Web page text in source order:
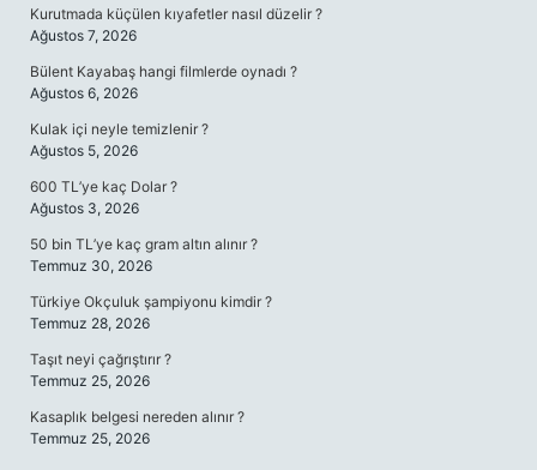
Kurutmada küçülen kıyafetler nasıl düzelir ?
Ağustos 7, 2026
Bülent Kayabaş hangi filmlerde oynadı ?
Ağustos 6, 2026
Kulak içi neyle temizlenir ?
Ağustos 5, 2026
600 TL’ye kaç Dolar ?
Ağustos 3, 2026
50 bin TL’ye kaç gram altın alınır ?
Temmuz 30, 2026
Türkiye Okçuluk şampiyonu kimdir ?
Temmuz 28, 2026
Taşıt neyi çağrıştırır ?
Temmuz 25, 2026
Kasaplık belgesi nereden alınır ?
Temmuz 25, 2026